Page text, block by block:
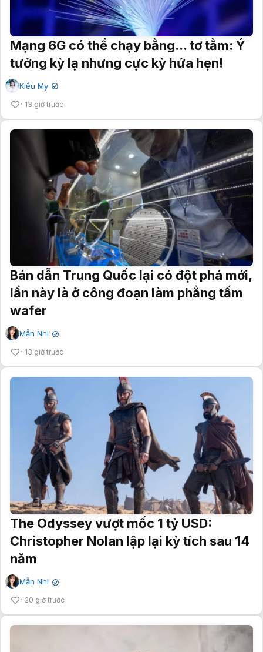
Mạng 6G có thể chạy bằng... tơ tằm: Ý
tưởng kỳ lạ nhưng cực kỳ hứa hẹn!
Kiều My ✔
13 giờ trước
Bán dẫn Trung Quốc lại có đột phá mới,
lần này là ở công đoạn làm phẳng tấm
wafer
Mẫn Nhi ✔
13 giờ trước
The Odyssey vượt mốc 1 tỷ USD:
Christopher Nolan lập lại kỳ tích sau 14
năm
Mẫn Nhi ✔
20 giờ trước